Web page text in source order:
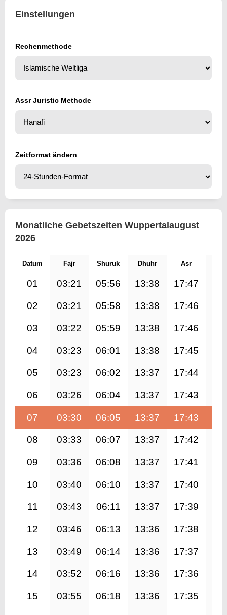
Einstellungen
Rechenmethode
Assr Juristic Methode
Zeitformat ändern
Monatliche Gebetszeiten Wuppertalaugust
2026
Datum Fajr Shuruk Dhuhr Asr
01 03:21 05:56 13:38 17:47
02 03:21 05:58 13:38 17:46
03 03:22 05:59 13:38 17:46
04 03:23 06:01 13:38 17:45
05 03:23 06:02 13:37 17:44
06 03:26 06:04 13:37 17:43
07 03:30 06:05 13:37 17:43
08 03:33 06:07 13:37 17:42
09 03:36 06:08 13:37 17:41
10 03:40 06:10 13:37 17:40
11 03:43 06:11 13:37 17:39
12 03:46 06:13 13:36 17:38
13 03:49 06:14 13:36 17:37
14 03:52 06:16 13:36 17:36
15 03:55 06:18 13:36 17:35